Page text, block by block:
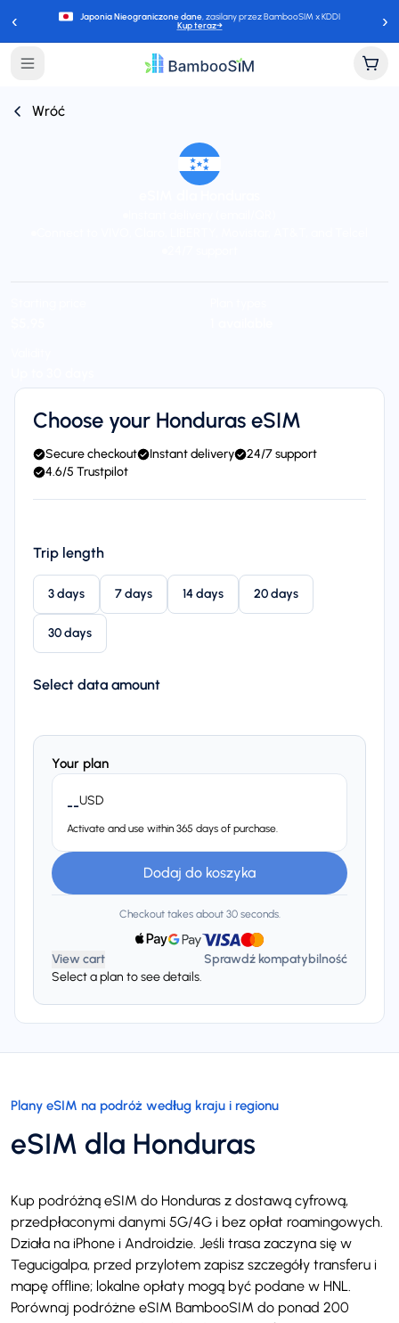
‹ Japonia Nieograniczone dane, zasilany przez BambooSIM x KDDI
Kup teraz→ ›
Wróć
Choose your Honduras eSIM
Secure checkout Instant delivery
24/7 support
4.6/5 Trustpilot
Trip length
3 days 7 days 14 days 20 days
30 days
Select data amount
Your plan
--USD
Activate and use within 365 days of purchase.
Dodaj do koszyka
Checkout takes about 30 seconds.
View cart
Sprawdź kompatybilność
Select a plan to see details.
Plany eSIM na podróż według kraju i regionu
eSIM dla Honduras
Kup podróżną eSIM do Honduras z dostawą cyfrową,
przedpłaconymi danymi 5G/4G i bez opłat roamingowych.
Działa na iPhone i Androidzie. Jeśli trasa zaczyna się w
Tegucigalpa, przed przylotem zapisz szczegóły transferu i
mapę offline; lokalne opłaty mogą być podane w HNL.
Porównaj podróżne eSIM BambooSIM do ponad 200